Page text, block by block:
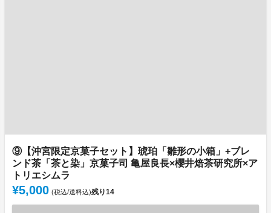
⑨【沖宮限定京菓子セット】琥珀「雛形の小箱」+ブレ
ンド茶「茶と染」京菓子司 亀屋良長×櫻井焙茶研究所×ア
トリエシムラ
¥5,000 (税込/送料込)残り14